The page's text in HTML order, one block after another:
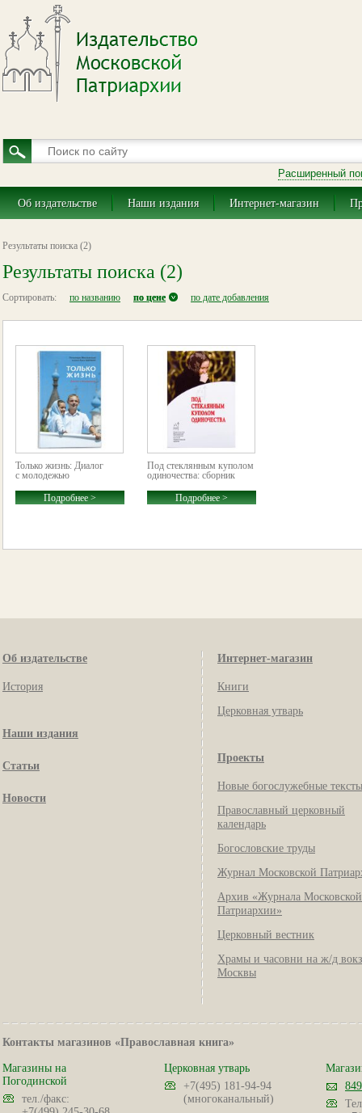
Расширенный
Об издательстве Наши издания Интернет-магазин
Результаты поиска (2)
Результаты поиска (2)
Сортировать: по названию по цене по дате добавления
Только жизнь: Диалог
с молодежью
Подробнее >
Под стеклянным куполом
одиночества: сборник
Подробнее >
Об издательстве
История
Наши издания
Статьи
Новости
Интернет-магазин
Книги
Церковная утварь
Проекты
Новые богослужебные тексты
Православный церковный
календарь
Богословские труды
Журнал Московской
Архив «Журнала Московской
Патриархии»
Церковный вестник
Храмы и часовни на ж/д
Москвы
Контакты магазинов «Православная книга»
Магазины на
Погодинской
тел./факс:
Церковная утварь
+7(495) 181-94-94
(многоканальный)